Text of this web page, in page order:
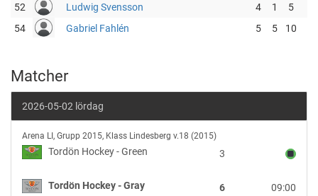
52
Ludwig Svensson 4 1
5
54
Gabriel Fahlén 5 5 10
Matcher
2026-05-02 lördag
Tordön
Hockey
-
Green
vs
Arena LI, Grupp 2015, Klass Lindesberg v.18 (2015)
Tordön Hockey - Green 3
Tordön Hockey - Gray 09:00
6